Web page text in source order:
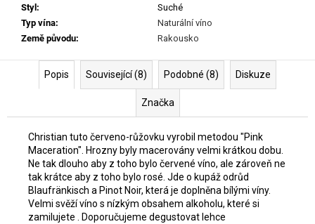
Styl :
Suché
Typ vína:
Naturální víno
Země původu: Rakousko
Popis Související (8) Podobné (8) Diskuze
Značka
Christian tuto červeno-růžovku vyrobil metodou "Pink
Maceration". Hrozny byly macerovány velmi krátkou dobu.
Ne tak dlouho aby z toho bylo červené víno, ale zároveň ne
tak krátce aby z toho bylo rosé. Jde o kupáž odrůd
Blaufränkisch a Pinot Noir, která je doplněna bílými víny.
Velmi svěží víno s nízkým obsahem alkoholu, které si
zamilujete . Doporučujeme degustovat lehce
699
Kč